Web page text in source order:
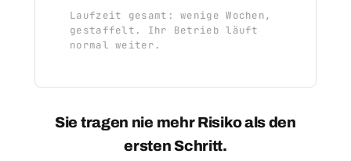
Laufzeit gesamt: wenige Wochen,
gestaffelt. Ihr Betrieb läuft
normal weiter.
Sie tragen nie mehr Risiko als den
ersten Schritt.